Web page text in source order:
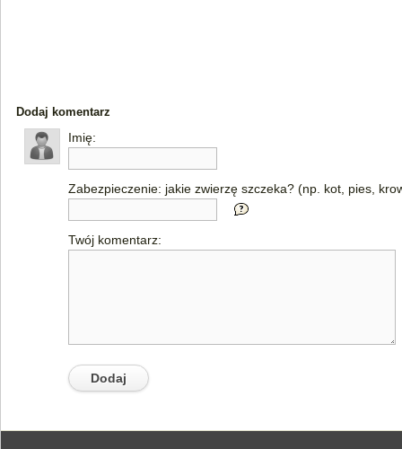
Dodaj komentarz
Imię:
Zabezpieczenie: jakie zwierzę szczeka? (np. kot, pies,
Twój komentarz: